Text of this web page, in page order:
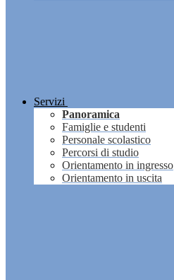
Servizi
Panoramica
Famiglie e studenti
Personale scolastico
Percorsi di studio
Orientamento in ingresso
Orientamento in uscita